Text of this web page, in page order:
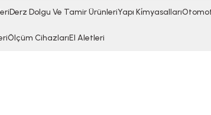
Derz Dolgu Ve Tamir ÜrünleriYapı Ki̇myasalları
Ölçüm CihazlarıEl Aletleri